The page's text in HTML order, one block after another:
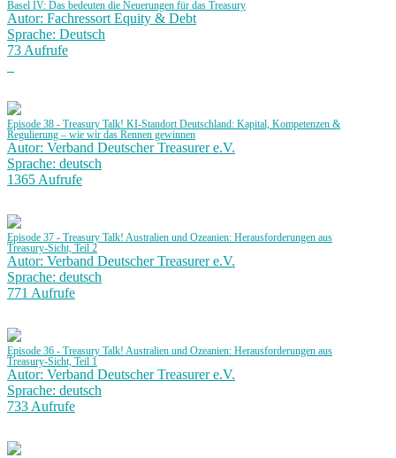
Basel IV: Das bedeuten die Neuerungen für das Treasury
Autor: Fachressort Equity & Debt
Sprache: Deutsch
73 Aufrufe
Episode 38 - Treasury Talk! KI-Standort Deutschland: Kapital, Kompetenzen &
Regulierung – wie wir das Rennen gewinnen
Autor: Verband Deutscher Treasurer e.V.
Sprache: deutsch
1365 Aufrufe
Episode 37 - Treasury Talk! Australien und Ozeanien: Herausforderungen aus
Treasury-Sicht, Teil 2
Autor: Verband Deutscher Treasurer e.V.
Sprache: deutsch
771 Aufrufe
Episode 36 - Treasury Talk! Australien und Ozeanien: Herausforderungen aus
Treasury-Sicht, Teil 1
Autor: Verband Deutscher Treasurer e.V.
Sprache: deutsch
733 Aufrufe